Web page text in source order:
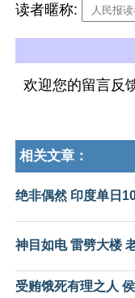
读者暱称:
欢迎您的留言反
相关文章：
绝非偶然 印度单日
神目如电 雷劈大楼
受贿饿死有理之人